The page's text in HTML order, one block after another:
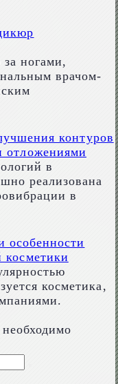
ногами,
врачом-
контуров
отложениями
в
реализована
в
особенности
косметики
косметика,